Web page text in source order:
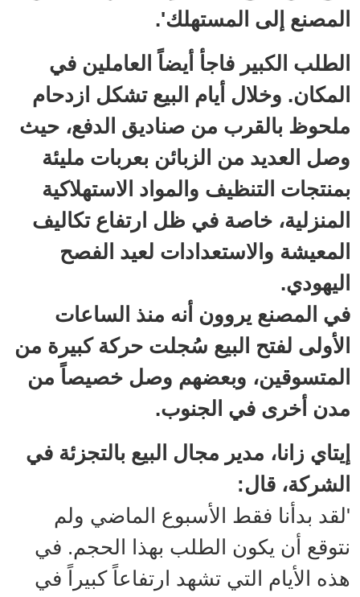
المصنع إلى المستهلك'.
الطلب الكبير فاجأ أيضاً العاملين في
المكان. وخلال أيام البيع تشكل ازدحام
ملحوظ بالقرب من صناديق الدفع، حيث
وصل العديد من الزبائن بعربات مليئة
بمنتجات التنظيف والمواد الاستهلاكية
المنزلية، خاصة في ظل ارتفاع تكاليف
المعيشة والاستعدادات لعيد الفصح
اليهودي.
في المصنع يروون أنه منذ الساعات
الأولى لفتح البيع سُجلت حركة كبيرة من
المتسوقين، وبعضهم وصل خصيصاً من
مدن أخرى في الجنوب.
إيتاي زانا، مدير مجال البيع بالتجزئة في
الشركة، قال:
'لقد بدأنا فقط الأسبوع الماضي ولم
نتوقع أن يكون الطلب بهذا الحجم. في
هذه الأيام التي تشهد ارتفاعاً كبيراً في